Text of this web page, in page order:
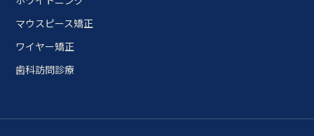
マウスピース矯正
ワイヤー矯正
歯科訪問診療